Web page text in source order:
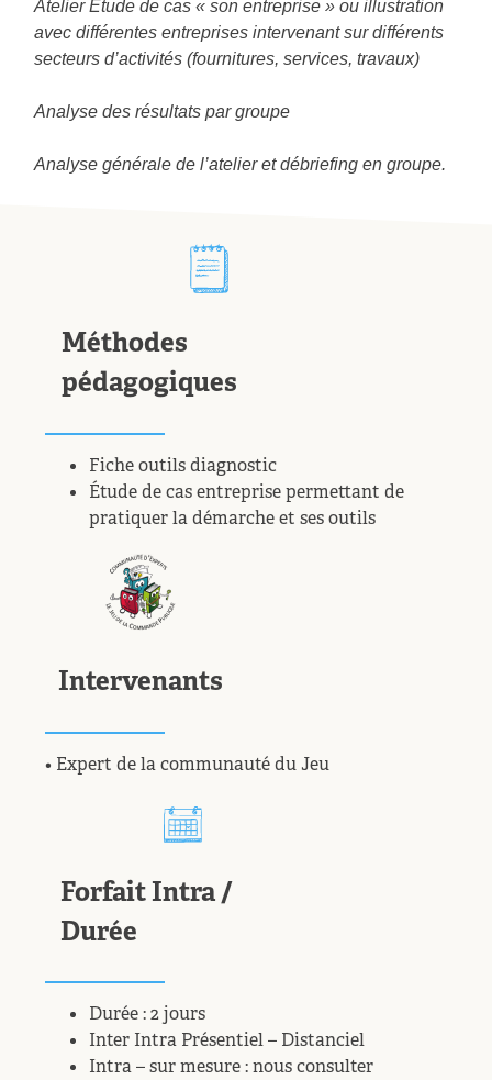
Atelier Étude de cas « son entreprise » ou illustration
avec différentes entreprises intervenant sur différents
secteurs d’activités (fournitures, services, travaux)
Analyse des résultats par groupe
Analyse générale de l’atelier et débriefing en groupe.
Méthodes
pédagogiques
Fiche outils diagnostic
Étude de cas entreprise permettant de
pratiquer la démarche et ses outils
Intervenants
• Expert de la communauté du Jeu
Forfait Intra /
Durée
Durée : 2 jours
Inter Intra Présentiel – Distanciel
Intra – sur mesure : nous consulter